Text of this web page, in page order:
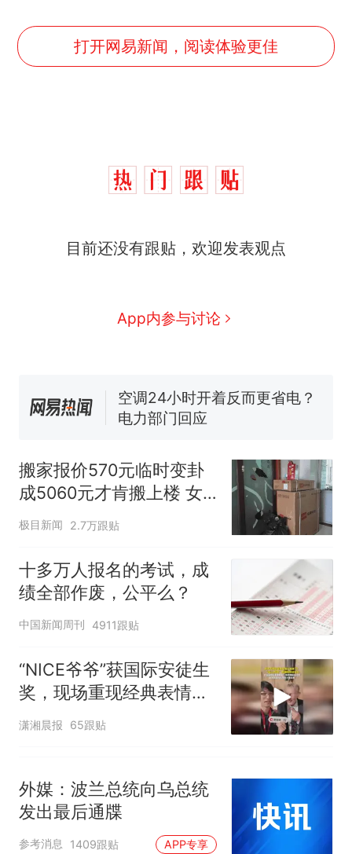
打开网易新闻，阅读体验更佳
目前还没有跟贴，欢迎发表观点
App内参与讨论
新 搬家报价570元，搬到楼下
电力部门回应
佛山一中学招聘物理教师，笔
试前13名均遭淘汰？教育局：
核查
母瘫痪 轰-6J实力有多强？
“不建议大家买深色蛋糕”上热
十多万人报名的考试，成绩
全部作废，公平么？
搬家报价570元临时变卦
成5060元才肯搬上楼 女
子傻眼
极目新闻 2.7万跟贴
十多万人报名的考试，成
绩全部作废，公平么？
中国新闻周刊 4911跟贴
“NICE爷爷”获国际安徒生
奖，现场重现经典表情
包，向中国粉丝问好
潇湘晨报 65跟贴
外媒：波兰总统向乌总统
发出最后通牒
参考消息 1409跟贴 APP专享